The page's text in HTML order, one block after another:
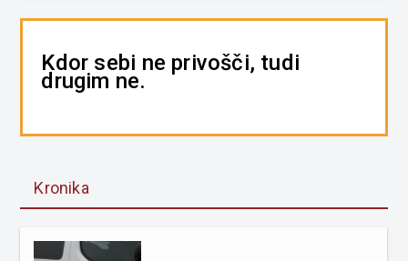
Kdor sebi ne privošči, tudi
drugim ne.
Kronika